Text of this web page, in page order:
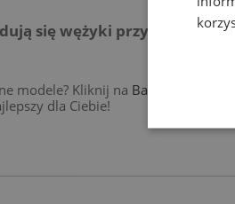
się wężyki
modele? Kliknij na Baterie
dla Ciebie!